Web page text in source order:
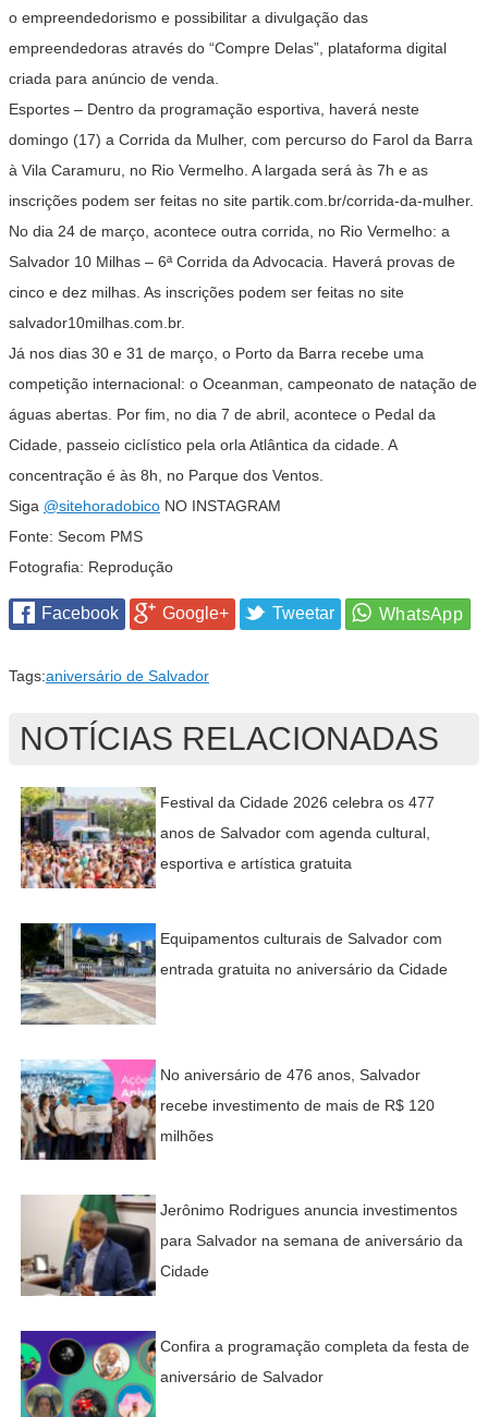
o empreendedorismo e possibilitar a divulgação das
empreendedoras através do “Compre Delas”, plataforma digital
criada para anúncio de venda.
Esportes – Dentro da programação esportiva, haverá neste
domingo (17) a Corrida da Mulher, com percurso do Farol da Barra
à Vila Caramuru, no Rio Vermelho. A largada será às 7h e as
inscrições podem ser feitas no site partik.com.br/corrida-da-mulher.
No dia 24 de março, acontece outra corrida, no Rio Vermelho: a
Salvador 10 Milhas – 6ª Corrida da Advocacia. Haverá provas de
cinco e dez milhas. As inscrições podem ser feitas no site
salvador10milhas.com.br.
Já nos dias 30 e 31 de março, o Porto da Barra recebe uma
competição internacional: o Oceanman, campeonato de natação de
águas abertas. Por fim, no dia 7 de abril, acontece o Pedal da
Cidade, passeio ciclístico pela orla Atlântica da cidade. A
concentração é às 8h, no Parque dos Ventos.
Siga @sitehoradobico NO INSTAGRAM
Fonte: Secom PMS
Fotografia: Reprodução
Facebook Google+ Tweetar
Tags:aniversário de Salvador
NOTÍCIAS RELACIONADAS
Festival da Cidade 2026 celebra os 477
anos de Salvador com agenda cultural,
esportiva e artística gratuita
Equipamentos culturais de Salvador com
entrada gratuita no aniversário da Cidade
No aniversário de 476 anos, Salvador
recebe investimento de mais de R$ 120
milhões
Jerônimo Rodrigues anuncia investimentos
para Salvador na semana de aniversário da
Cidade
Confira a programação completa da festa de
aniversário de Salvador